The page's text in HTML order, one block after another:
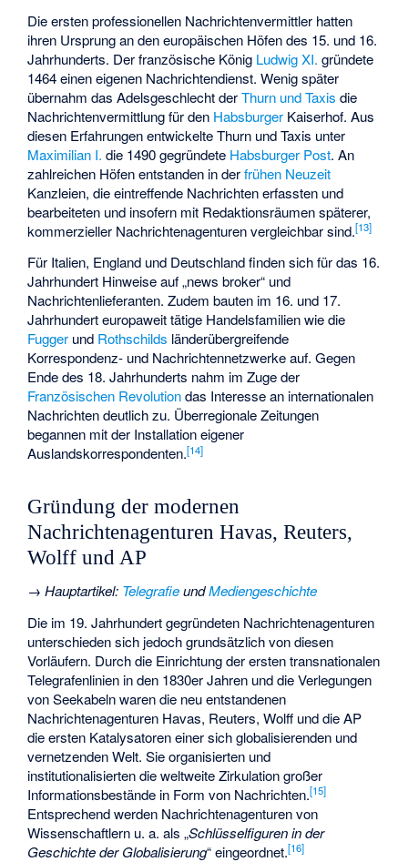
Die ersten professionellen Nachrichtenvermittler hatten
ihren Ursprung an den europäischen Höfen des 15. und 16.
Jahrhunderts. Der französische König Ludwig XI. gründete
1464 einen eigenen Nachrichtendienst. Wenig später
übernahm das Adelsgeschlecht derThurn und Taxis die
Nachrichtenvermittlung für den Habsburger Kaiserhof. Aus
diesen Erfahrungen entwickelte Thurn und Taxis unter
Maximilian I. die 1490 gegründete Habsburger Post. An
zahlreichen Höfen entstanden in derfrühen Neuzeit
Kanzleien, die eintreffende Nachrichten erfassten und
bearbeiteten und insofern mit Redaktionsräumen späterer,
kommerzieller Nachrichtenagenturen vergleichbar sind.[13]
Für Italien, England und Deutschland finden sich für das 16.
Jahrhundert Hinweise auf „news broker“ und
Nachrichtenlieferanten. Zudem bauten im 16. und 17.
Jahrhundert europaweit tätige Handelsfamilien wie die
Fugger und Rothschilds länderübergreifende
Korrespondenz- und Nachrichtennetzwerke auf. Gegen
Ende des 18. Jahrhunderts nahm im Zuge der
Französischen Revolutiondas Interesse an internationalen
Nachrichten deutlich zu. Überregionale Zeitungen
begannen mit der Installation eigener
Auslandskorrespondenten.[14]
Gründung der modernen
Nachrichtenagenturen Havas, Reuters,
Wolff und AP
→Hauptartikel: TelegrafieundMediengeschichte
Die im 19. Jahrhundert gegründeten Nachrichtenagenturen
unterschieden sich jedoch grundsätzlich von diesen
Vorläufern. Durch die Einrichtung der ersten transnationalen
Telegrafenlinien in den 1830er Jahren und die Verlegungen
von Seekabeln waren die neu entstandenen
Nachrichtenagenturen Havas, Reuters, Wolff und die AP
die ersten Katalysatoren einer sich globalisierenden und
vernetzenden Welt. Sie organisierten und
institutionalisierten die weltweite Zirkulation großer
Informationsbestände in Form von Nachrichten.[15]
Entsprechend werden Nachrichtenagenturen von
Wissenschaftlern u. a. als „Schlüsselfiguren in der
Geschichte der Globalisierung“ eingeordnet.[16]